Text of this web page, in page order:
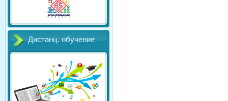
Дистанц. обучение